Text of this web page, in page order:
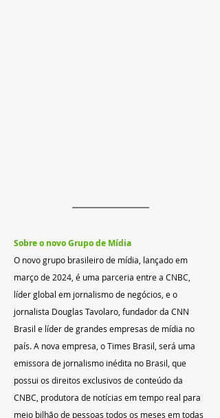
Sobre o novo Grupo de Mídia
O novo grupo brasileiro de mídia, lançado em
março de 2024, é uma parceria entre a CNBC,
líder global em jornalismo de negócios, e o
jornalista Douglas Tavolaro, fundador da CNN
Brasil e líder de grandes empresas de mídia no
país. A nova empresa, o Times Brasil, será uma
emissora de jornalismo inédita no Brasil, que
possui os direitos exclusivos de conteúdo da
CNBC, produtora de notícias em tempo real para
meio bilhão de pessoas todos os meses em todas